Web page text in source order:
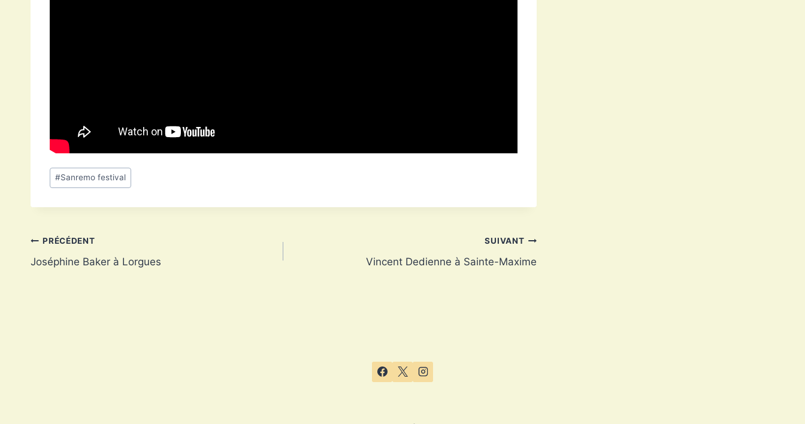
Étiquettes
de
#Sanremo festival
Navigation
de
PRÉCÉDENT
Joséphine Baker à Lorgues
SUIVANT
Vincent Dedienne à Sainte-Maxime